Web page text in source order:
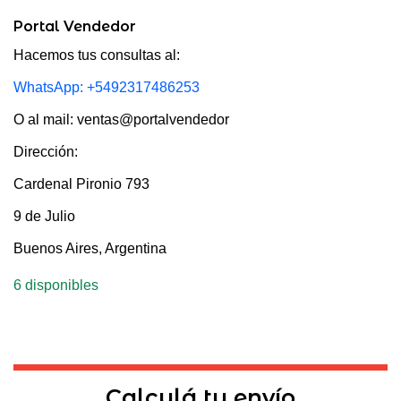
Portal Vendedor
Hacemos tus consultas al:
WhatsApp: +5492317486253
O al mail: ventas@portalvendedor
Dirección:
Cardenal Pironio 793
9 de Julio
Buenos Aires, Argentina
6 disponibles